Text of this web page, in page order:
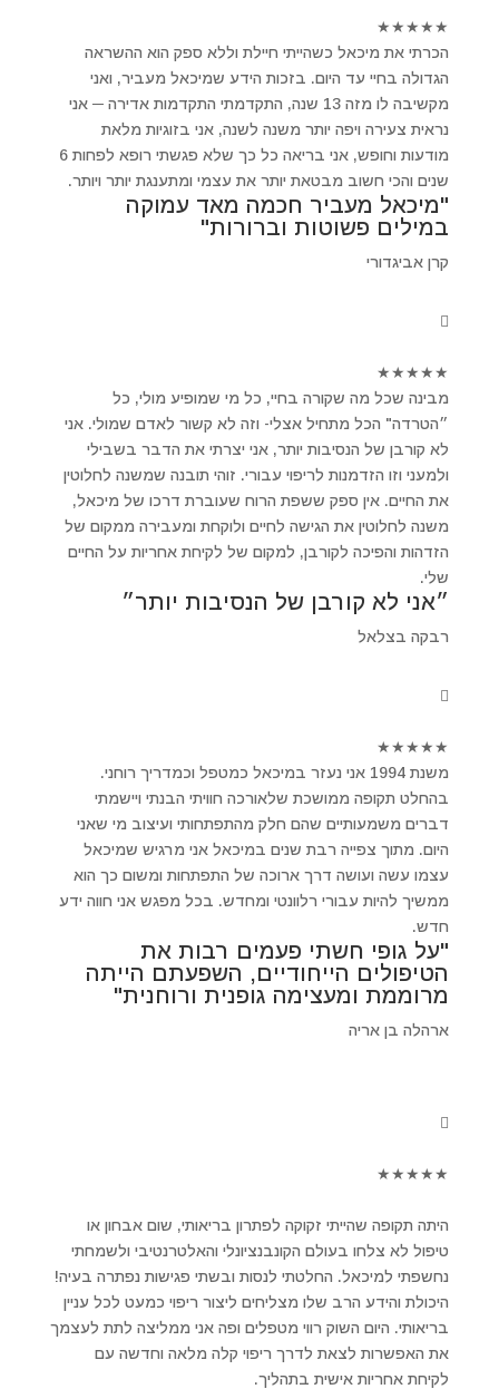
★
★
★
★
★
הכרתי את מיכאל כשהייתי חיילת וללא ספק הוא ההשראה
הגדולה בחיי עד היום. בזכות הידע שמיכאל מעביר, ואני
מקשיבה לו מזה 13 שנה, התקדמתי התקדמות אדירה ─ אני
נראית צעירה ויפה יותר משנה לשנה, אני בזוגיות מלאת
מודעות וחופש, אני בריאה כל כך שלא פגשתי רופא לפחות 6
שנים והכי חשוב מבטאת יותר את עצמי ומתענגת יותר ויותר.
"מיכאל מעביר חכמה מאד עמוקה
במילים פשוטות וברורות"
קרן אביגדורי
★
★
★
★
★
מבינה שכל מה שקורה בחיי, כל מי שמופיע מולי, כל
״הטרדה" הכל מתחיל אצלי- וזה לא קשור לאדם שמולי. אני
לא קורבן של הנסיבות יותר, אני יצרתי את הדבר בשבילי
ולמעני וזו הזדמנות לריפוי עבורי. זוהי תובנה שמשנה לחלוטין
את החיים. אין ספק ששפת הרוח שעוברת דרכו של מיכאל,
משנה לחלוטין את הגישה לחיים ולוקחת ומעבירה ממקום של
הזדהות והפיכה לקורבן, למקום של לקיחת אחריות על החיים
שלי.
״אני לא קורבן של הנסיבות יותר״
רבקה בצלאל
★
★
★
★
★
משנת 1994 אני נעזר במיכאל כמטפל וכמדריך רוחני.
בהחלט תקופה ממושכת שלאורכה חוויתי הבנתי ויישמתי
דברים משמעותיים שהם חלק מהתפתחותי ועיצוב מי שאני
היום. מתוך צפייה רבת שנים במיכאל אני מרגיש שמיכאל
עצמו עשה ועושה דרך ארוכה של התפתחות ומשום כך הוא
ממשיך להיות עבורי רלוונטי ומחדש. בכל מפגש אני חווה ידע
חדש.
"על גופי חשתי פעמים רבות את
הטיפולים הייחודיים, השפעתם הייתה
מרוממת ומעצימה גופנית ורוחנית"
ארהלה בן אריה
★
★
★
★
★
היתה תקופה שהייתי זקוקה לפתרון בריאותי, שום אבחון או
טיפול לא צלחו בעולם הקונבנציונלי והאלטרנטיבי ולשמחתי
נחשפתי למיכאל. החלטתי לנסות ובשתי פגישות נפתרה בעיה!
היכולת והידע הרב שלו מצליחים ליצור ריפוי כמעט לכל עניין
בריאותי. היום השוק רווי מטפלים ופה אני ממליצה לתת לעצמך
את האפשרות לצאת לדרך ריפוי קלה מלאה וחדשה עם
לקיחת אחריות אישית בתהליך.